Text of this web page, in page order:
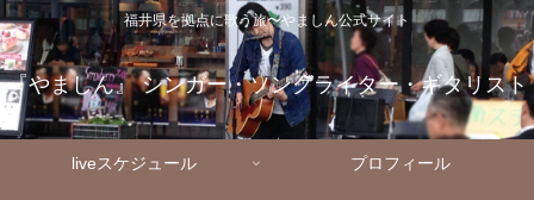
福井県を拠点に歌う旅〜やましん公式サイト
『やましん』 シンガー・ソングライター・ギタリスト
liveスケジュール プロフィール